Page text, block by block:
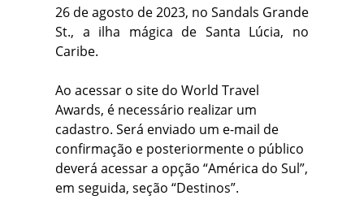
26 de agosto de 2023, no Sandals Grande
St., a ilha mágica de Santa Lúcia, no
Caribe.
Ao acessar o site do World Travel
Awards, é necessário realizar um
cadastro. Será enviado um e-mail de
confirmação e posteriormente o público
deverá acessar a opção “América do Sul”,
em seguida, seção “Destinos”.